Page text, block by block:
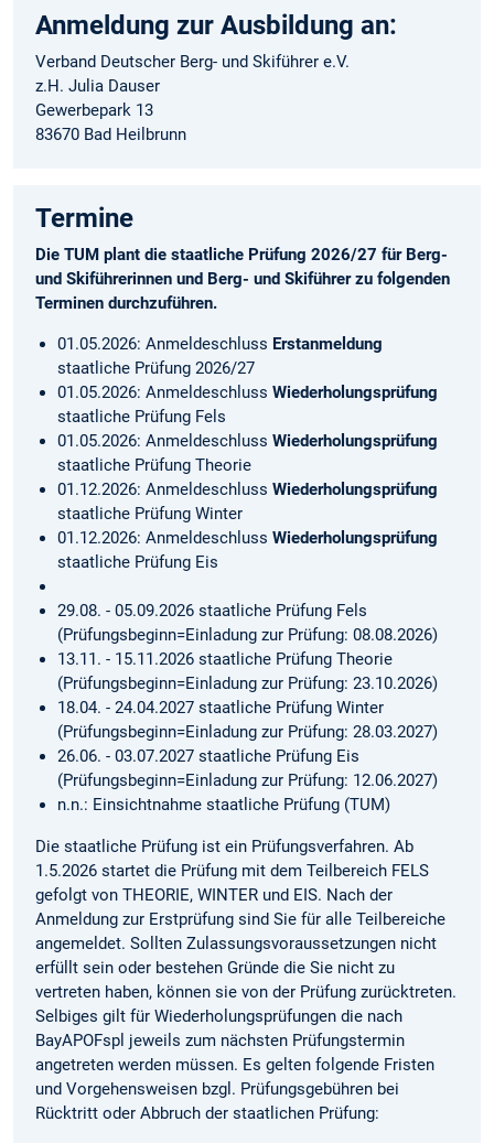
Anmeldung zur Ausbildung an:
Verband Deutscher Berg- und Skiführer e.V.
z.H. Julia Dauser
Gewerbepark 13
83670 Bad Heilbrunn
Termine
Die TUM plant die staatliche Prüfung 2026/27 für Berg-
und Skiführerinnen und Berg- und Skiführer zu folgenden
Terminen durchzuführen.
01.05.2026: Anmeldeschluss Erstanmeldung
staatliche Prüfung 2026/27
01.05.2026: Anmeldeschluss Wiederholungsprüfung
staatliche Prüfung Fels
01.05.2026: Anmeldeschluss Wiederholungsprüfung
staatliche Prüfung Theorie
01.12.2026: Anmeldeschluss Wiederholungsprüfung
staatliche Prüfung Winter
01.12.2026: Anmeldeschluss Wiederholungsprüfung
staatliche Prüfung Eis
29.08. - 05.09.2026 staatliche Prüfung Fels
(Prüfungsbeginn=Einladung zur Prüfung: 08.08.2026)
13.11. - 15.11.2026 staatliche Prüfung Theorie
(Prüfungsbeginn=Einladung zur Prüfung: 23.10.2026)
18.04. - 24.04.2027 staatliche Prüfung Winter
(Prüfungsbeginn=Einladung zur Prüfung: 28.03.2027)
26.06. - 03.07.2027 staatliche Prüfung Eis
(Prüfungsbeginn=Einladung zur Prüfung: 12.06.2027)
n.n.: Einsichtnahme staatliche Prüfung (TUM)
Die staatliche Prüfung ist ein Prüfungsverfahren. Ab
1.5.2026 startet die Prüfung mit dem Teilbereich FELS
gefolgt von THEORIE, WINTER und EIS. Nach der
Anmeldung zur Erstprüfung sind Sie für alle Teilbereiche
angemeldet. Sollten Zulassungsvoraussetzungen nicht
erfüllt sein oder bestehen Gründe die Sie nicht zu
vertreten haben, können sie von der Prüfung zurücktreten.
Selbiges gilt für Wiederholungsprüfungen die nach
BayAPOFspl jeweils zum nächsten Prüfungstermin
angetreten werden müssen. Es gelten folgende Fristen
und Vorgehensweisen bzgl. Prüfungsgebühren bei
Rücktritt oder Abbruch der staatlichen Prüfung: